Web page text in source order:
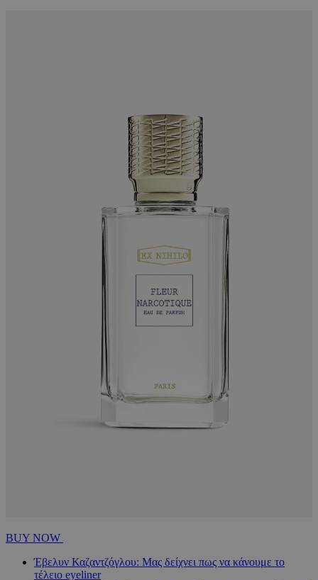
BUY NOW
Έβελυν Καζαντζόγλου: Μας δείχνει πως να κάνουμε το
τέλειο eyeliner